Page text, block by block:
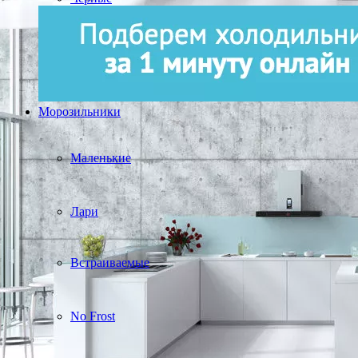
Морозильники
Маленькие
Лари
Встраиваемые
No Frost